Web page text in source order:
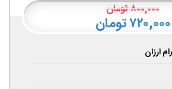
۸۰۰,۰۰۰تومان
۷۲۰,۰۰۰ تومان
ارزان